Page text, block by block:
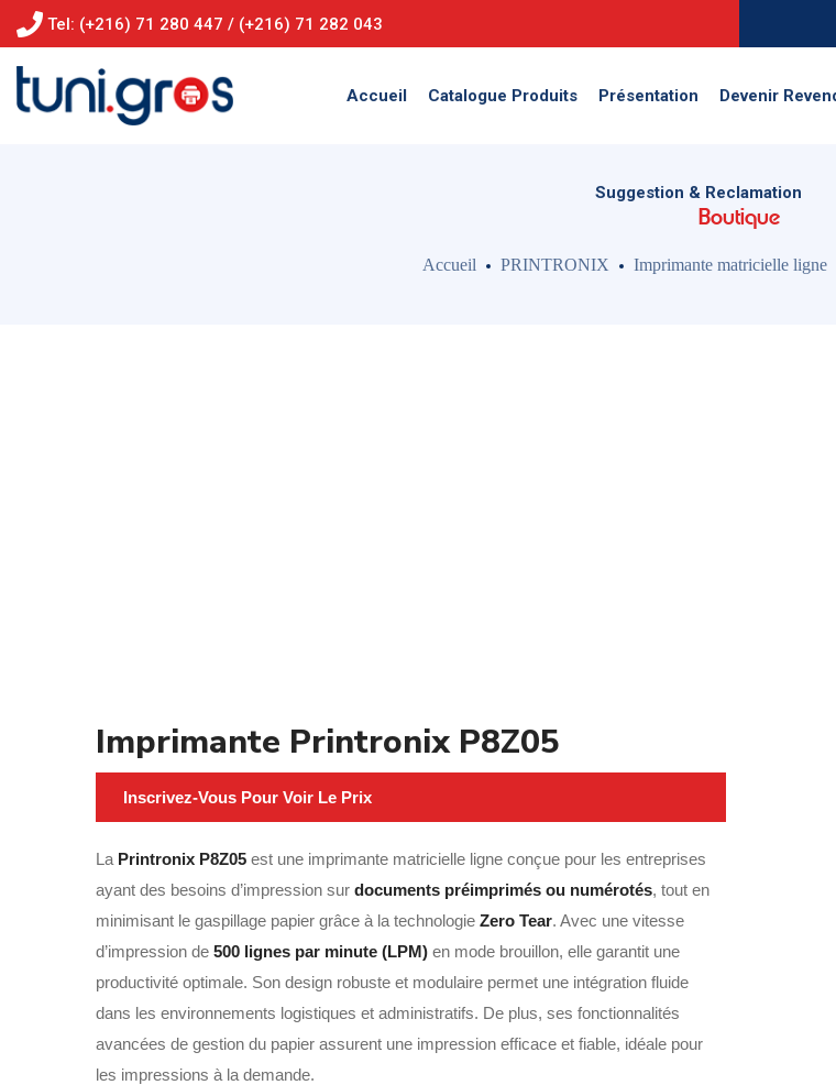
Tel: (+216) 71 280 447 / (+216) 71 282 043
Accueil Catalogue Produits Présentation Devenir
Suggestion & Reclamation
Suggestion & Reclamation
Boutique
Accueil PRINTRONIX Imprimante matricielle ligne
Imprimante Printronix P8Z05
Inscrivez-Vous Pour Voir Le Prix
La Printronix P8Z05 est une imprimante matricielle ligne conçue pour les entreprises
ayant des besoins d’impression sur documents préimprimés ou numérotés, tout en
minimisant le gaspillage papier grâce à la technologie Zero Tear. Avec une vitesse
d’impression de 500 lignes par minute (LPM) en mode brouillon, elle garantit une
productivité optimale. Son design robuste et modulaire permet une intégration fluide
dans les environnements logistiques et administratifs. De plus, ses fonctionnalités
avancées de gestion du papier assurent une impression efficace et fiable, idéale pour
les impressions à la demande.